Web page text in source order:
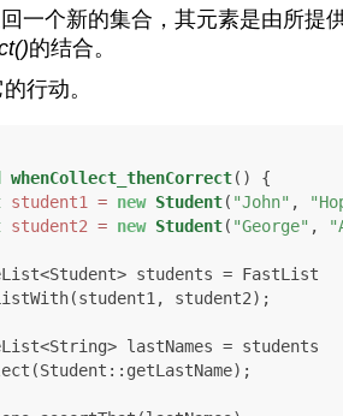
一个新的集合，其元素是由所提
的结合。
行动。
whenCollect_thenCorrect()
{
student1 = new Student( "John" ,
student2 = new Student( "George" ,